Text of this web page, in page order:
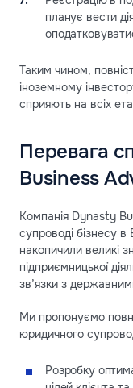
планує вести
Таким чином,
іноземному
сприяють на всіх
Перевага
Business
Компанія Dynasty
супроводі бізнесу
накопичили великі
підприємницької
зв’язки з
Ми пропонуємо
юридичного
Розробку